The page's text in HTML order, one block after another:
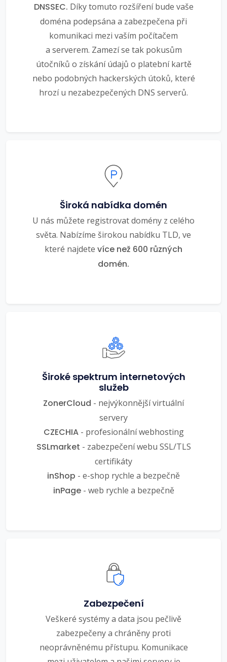
DNSSEC. Díky tomuto rozšíření bude vaše
doména podepsána a zabezpečena při
komunikaci mezi vaším počítačem
a serverem. Zamezí se tak pokusům
útočníků o získání údajů o platební kartě
nebo podobných hackerských útoků, které
hrozí u nezabezpečených DNS serverů.
Široká nabídka domén
U nás můžete registrovat domény z celého
světa. Nabízíme širokou nabídku TLD, ve
které najdete více než 600 různých
domén.
Široké spektrum internetových
služeb
ZonerCloud - nejvýkonnější virtuální
servery
CZECHIA- profesionální webhosting
SSLmarket - zabezpečení webu SSL/TLS
certifikáty
inShop - e-shop rychle a bezpečně
inPage- web rychle a bezpečně
Zabezpečení
Veškeré systémy a data jsou pečlivě
zabezpečeny a chráněny proti
neoprávněnému přístupu. Komunikace